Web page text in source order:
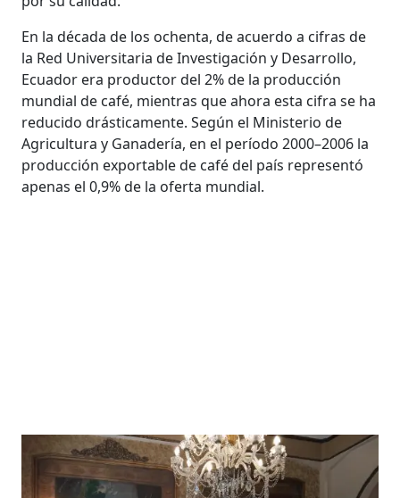
En la década de los ochenta, de acuerdo a cifras de
la Red Universitaria de Investigación y Desarrollo,
Ecuador era productor del 2% de la producción
mundial de café, mientras que ahora esta cifra se ha
reducido drásticamente. Según el Ministerio de
Agricultura y Ganadería, en el período 2000–2006 la
producción exportable de café del país representó
apenas el 0,9% de la oferta mundial.